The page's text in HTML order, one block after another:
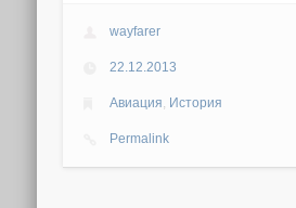
wayfarer
22.12.2013
Авиация, История
Permalink